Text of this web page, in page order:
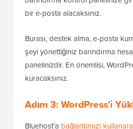
bir e-posta alacaksınız.
Burası, destek alma, e-posta
şeyi yönettiğiniz barındırma
panelinizdir. En önemlisi,
kuracaksınız.
Adım 3: WordPress'i
Bluehost'a bağlantımızı